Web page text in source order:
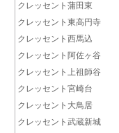
クレッセント蒲田東
クレッセント東高円寺
クレッセント西馬込
クレッセント阿佐ヶ谷
クレッセント上祖師谷
クレッセント宮崎台
クレッセント大鳥居
クレッセント武蔵新城